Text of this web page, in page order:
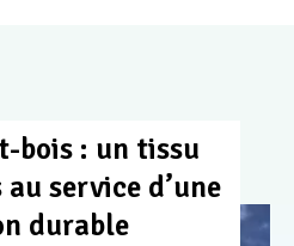
bois : un tissu
service d’une
durable